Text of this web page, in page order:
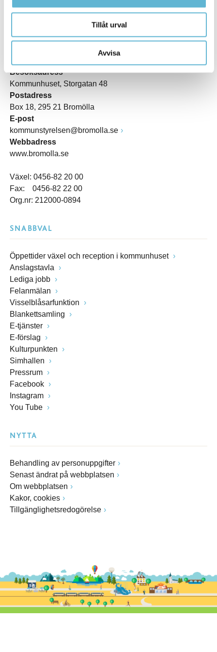
Tillåt urval
Avvisa
KONTAKT
Besöksadress
Kommunhuset, Storgatan 48
Postadress
Box 18, 295 21 Bromölla
E-post
kommunstyrelsen@bromolla.se
Webbadress
www.bromolla.se
Växel: 0456-82 20 00
Fax: 0456-82 22 00
Org.nr: 212000-0894
SNABBVAL
Öppettider växel och reception i kommunhuset
Anslagstavla
Lediga jobb
Felanmälan
Visselblåsarfunktion
Blankettsamling
E-tjänster
E-förslag
Kulturpunkten
Simhallen
Pressrum
Facebook
Instagram
You Tube
NYTTA
Behandling av personuppgifter
Senast ändrat på webbplatsen
Om webbplatsen
Kakor, cookies
Tillgänglighetsredogörelse